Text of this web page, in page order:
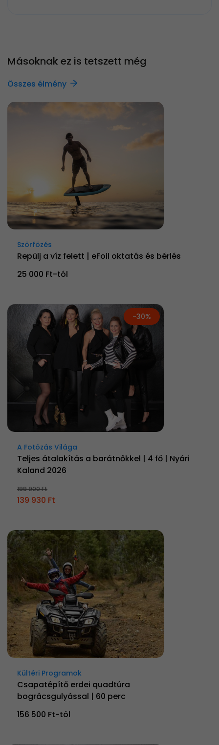
Másoknak ez is tetszett még
Összes élmény
Szörfözés
Repülj a víz felett | eFoil oktatás és bérlés
25 000 Ft-tól
-30%
A Fotózás Világa
Teljes átalakítás a barátnőkkel | 4 fő | Nyári
Kaland 2026
199 900 Ft
139 930 Ft
Kültéri Programok
Csapatépítő erdei quadtúra
bográcsgulyással | 60 perc
156 500 Ft-tól